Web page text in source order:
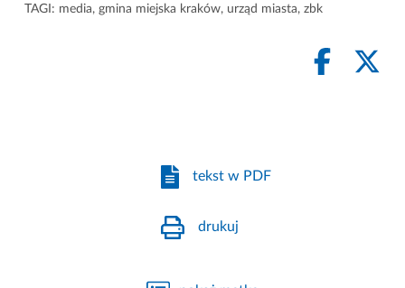
TAGI: media, gmina miejska kraków, urząd miasta, zbk
tekst w PDF
drukuj